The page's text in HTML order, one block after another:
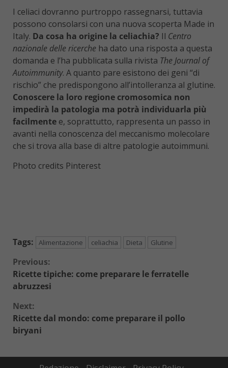
I celiaci dovranno purtroppo rassegnarsi, tuttavia
possono consolarsi con una nuova scoperta Made in
Italy. Da cosa ha origine la celiachia? Il Centro
nazionale delle ricerche ha dato una risposta a questa
domanda e l’ha pubblicata sulla rivista The Journal of
Autoimmunity. A quanto pare esistono dei geni “di
rischio” che predispongono all’intolleranza al glutine.
Conoscere la loro regione cromosomica non
impedirà la patologia ma potrà individuarla più
facilmente e, soprattutto, rappresenta un passo in
avanti nella conoscenza del meccanismo molecolare
che si trova alla base di altre patologie autoimmuni.
Photo credits Pinterest
Tags: Alimentazione celiachia Dieta Glutine
Continue
Reading
Previous:
Ricette tipiche: come preparare le ferratelle
abruzzesi
Next:
Ricette dal mondo: come preparare il pollo
biryani